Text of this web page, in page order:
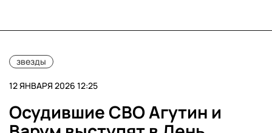
звезды
12 ЯНВАРЯ 2026 12:25
Осудившие СВО Агутин и